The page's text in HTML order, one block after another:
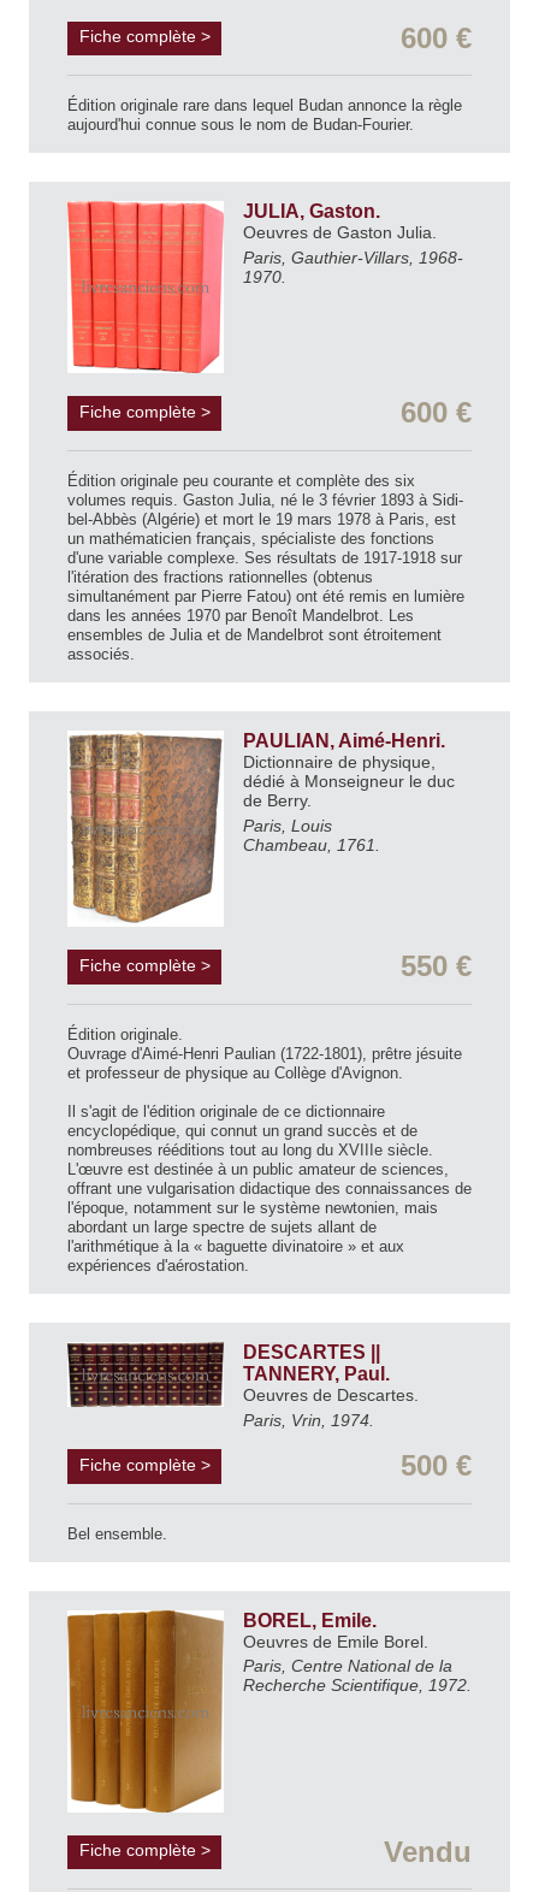
Fiche complète > 600 €
Édition originale rare dans lequel Budan annonce la règle
aujourd'hui connue sous le nom de Budan-Fourier.
JULIA, Gaston.
Oeuvres de Gaston Julia.
Paris, Gauthier-Villars, 1968-
1970.
Fiche complète > 600 €
Édition originale peu courante et complète des six
volumes requis. Gaston Julia, né le 3 février 1893 à Sidi-
bel-Abbès (Algérie) et mort le 19 mars 1978 à Paris, est
un mathématicien français, spécialiste des fonctions
d'une variable complexe. Ses résultats de 1917-1918 sur
l'itération des fractions rationnelles (obtenus
simultanément par Pierre Fatou) ont été remis en lumière
dans les années 1970 par Benoît Mandelbrot. Les
ensembles de Julia et de Mandelbrot sont étroitement
associés.
PAULIAN, Aimé-Henri.
Dictionnaire de physique,
dédié à Monseigneur le duc
de Berry.
Paris, Louis
Chambeau, 1761.
Fiche complète > 550 €
Édition originale.
Ouvrage d'Aimé-Henri Paulian (1722-1801), prêtre jésuite
et professeur de physique au Collège d'Avignon.
Il s'agit de l'édition originale de ce dictionnaire
encyclopédique, qui connut un grand succès et de
nombreuses rééditions tout au long du XVIIIe siècle.
L'œuvre est destinée à un public amateur de sciences,
offrant une vulgarisation didactique des connaissances de
l'époque, notamment sur le système newtonien, mais
abordant un large spectre de sujets allant de
l'arithmétique à la « baguette divinatoire » et aux
expériences d'aérostation.
DESCARTES ||
TANNERY, Paul.
Oeuvres de Descartes.
Paris, Vrin, 1974.
Fiche complète > 500 €
Bel ensemble.
BOREL, Emile.
Oeuvres de Emile Borel.
Paris, Centre National de la
Recherche Scientifique, 1972.
Fiche complète > Vendu